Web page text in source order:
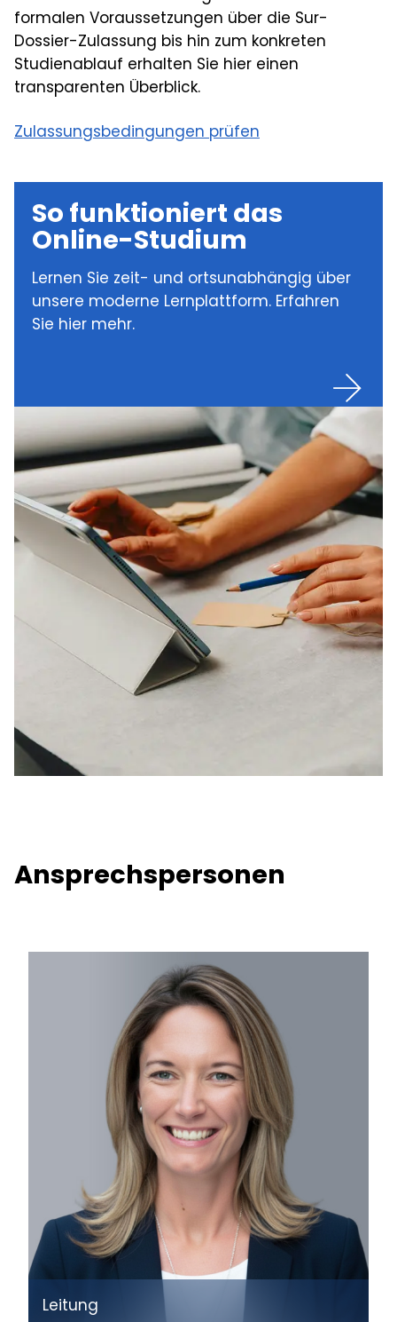
formalen Voraussetzungen über die Sur-
Dossier-Zulassung bis hin zum konkreten
Studienablauf erhalten Sie hier einen
transparenten Überblick.
Zulassungsbedingungen prüfen
So funktioniert das
Online-Studium
Lernen Sie zeit- und ortsunabhängig über
unsere moderne Lernplattform. Erfahren
Sie hier mehr.
Ansprechspersonen
Leitung